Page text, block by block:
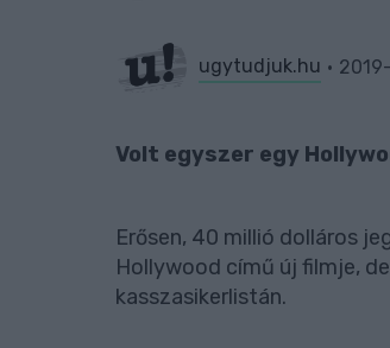
ugytudjuk.hu
Volt egyszer egy
Erősen, 40 millió dolláros
Hollywood című új filmje,
kasszasikerlistán.